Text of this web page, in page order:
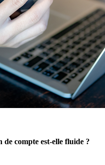
compte est-elle fluide ?